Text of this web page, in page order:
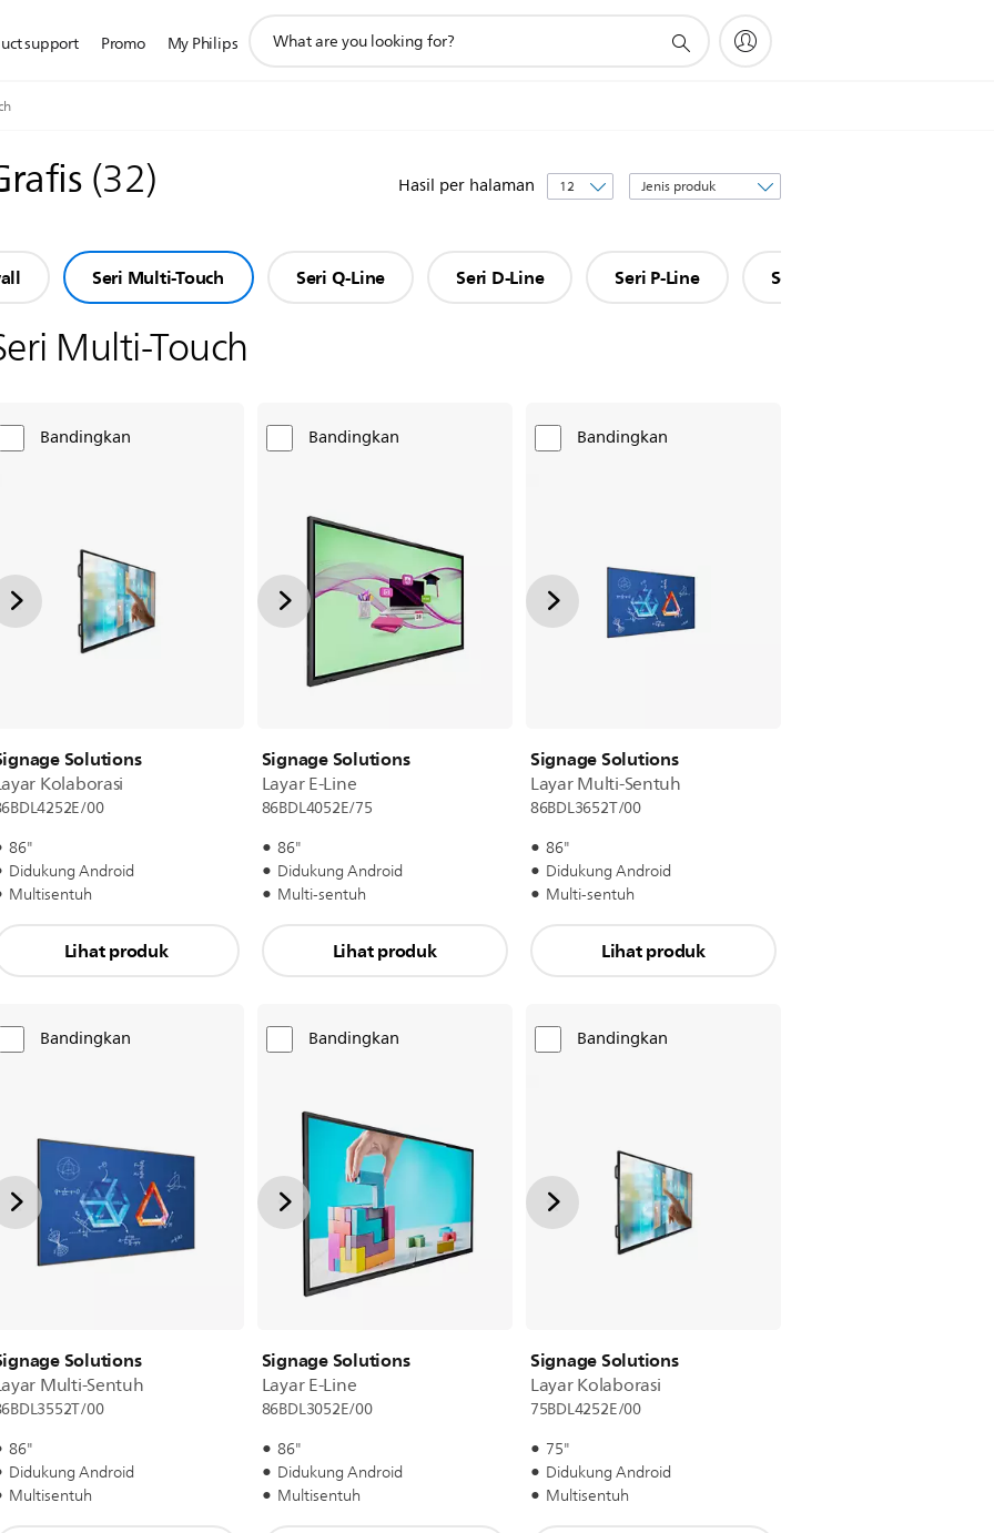
support Promo My Philips
pencarian
(32) Hasil per halaman
Urut
berdasar
Seri Multi-Touch Seri Q-Line Seri D-Line Seri P-Line Seri H-Line
Multi-Touch
Bandingkan
Solutions
Kolaborasi
00
86"
Didukung Android
Multisentuh
Lihat produk
Bandingkan
Signage Solutions
Layar E-Line
86BDL4052E/75
86"
Didukung Android
Multi-sentuh
Lihat produk
Bandingkan
Signage Solutions
Layar Multi-Sentuh
86BDL3652T/00
86"
Didukung Android
Multi-sentuh
Lihat produk
Bandingkan
Solutions
Multi-Sentuh
00
86"
Didukung Android
Multisentuh
Bandingkan
Signage Solutions
Layar E-Line
86BDL3052E/00
86"
Didukung Android
Multisentuh
Bandingkan
Signage Solutions
Layar Kolaborasi
75BDL4252E/00
75"
Didukung Android
Multisentuh